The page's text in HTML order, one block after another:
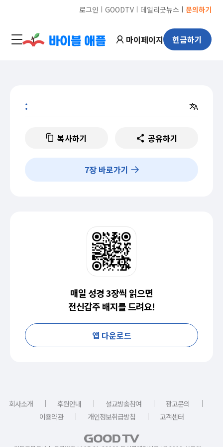
로그인 ㅣ GOODTVㅣ 데일리굿뉴스 ㅣ 문의하기
마이페이지 헌금하기
:
복사하기 공유하기
7장 바로가기
매일 성경 3장씩 읽으면
전신갑주 배지를 드려요!
앱 다운로드
회사소개 ｜ 후원안내 ｜ 설교방송참여 ｜ 광고문의
｜
이용약관
｜ 개인정보취급방침 ｜ 고객센터